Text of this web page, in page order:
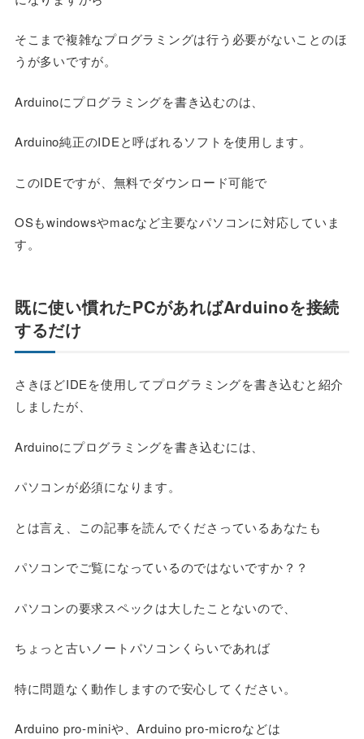
そこまで複雑なプログラミングは行う必要がないことのほ
うが多いですが。
Arduinoにプログラミングを書き込むのは、
Arduino純正のIDEと呼ばれるソフトを使用します。
このIDEですが、無料でダウンロード可能で
OSもwindowsやmacなど主要なパソコンに対応していま
す。
既に使い慣れたPCがあればArduinoを接続
するだけ
さきほどIDEを使用してプログラミングを書き込むと紹介
しましたが、
Arduinoにプログラミングを書き込むには、
パソコンが必須になります。
とは言え、この記事を読んでくださっているあなたも
パソコンでご覧になっているのではないですか？？
パソコンの要求スペックは大したことないので、
ちょっと古いノートパソコンくらいであれば
特に問題なく動作しますので安心してください。
Arduino pro-miniや、Arduino pro-microなどは